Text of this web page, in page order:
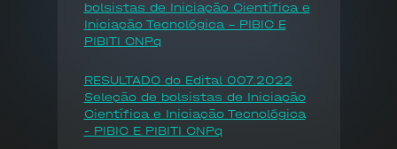
bolsistas de Iniciação Científica e
Iniciação Tecnológica - PIBIC E
PIBITI CNPq
RESULTADO do Edital 007.2022
Seleção de bolsistas de Iniciação
Científica e Iniciação Tecnológica
- PIBIC E PIBITI CNPq